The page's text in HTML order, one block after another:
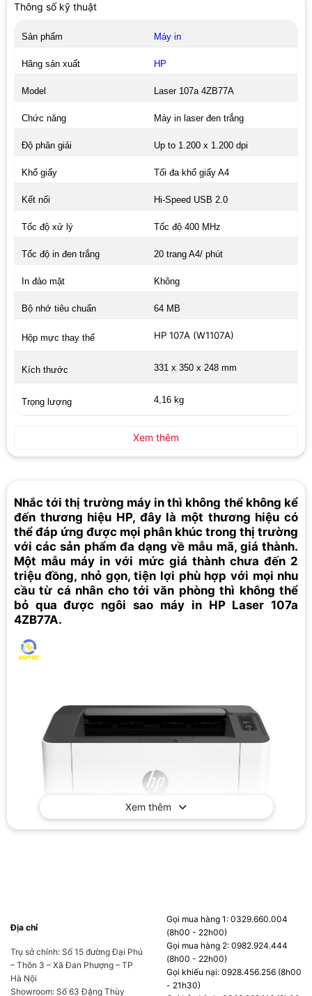
Nhắc tới thị trường máy in thì không thể không kể
đến thương hiệu HP, đây là một thương hiệu có
thể đáp ứng được mọi phân khúc trong thị trường
với các sản phẩm đa dạng về mẫu mã, giá thành.
Một mẫu máy in với mức giá thành chưa đến 2
triệu đồng, nhỏ gọn, tiện lợi phù hợp với mọi nhu
cầu từ cá nhân cho tới văn phòng thì không thể
bỏ qua được ngôi sao máy in HP Laser 107a
4ZB77A.
Về phần thiết kế thì mẫu máy inHP Laser
107a 4ZB77Anày cũng tương đối nhỏ gọn,
đơn giản và toàn bộ phần chất liệu được làm
Xem thêm
Thông số kỹ thuật
Sản phẩm Máy in
Hãng sản xuất HP
Model Laser 107a 4ZB77A
Chức năng Máy in laser đen trắng
Độ phân giải Up to 1.200 x 1.200 dpi
Khổ giấy Tối đa khổ giấy A4
Kết nối Hi-Speed USB 2.0
Tốc độ xử lý Tốc độ 400 MHz
Tốc độ in đen trắng 20 trang A4/ phút
In đảo mặt Không
Bộ nhớ tiêu chuẩn 64 MB
Hộp mực thay thế HP 107A (W1107A)
Kích thước 331 x 350 x 248 mm
Trọng lượng 4,16 kg
Xem thêm
Địa chỉ
Trụ sở chính: Số 15 đường Đại Phú
– Thôn 3 – Xã Đan Phượng – TP
Hà Nội
Showroom: Số 63 Đặng Thùy
Gọi mua hàng 1: 0329.660.004
(8h00 - 22h00)
Gọi mua hàng 2: 0982.924.444
(8h00 - 22h00)
Gọi khiếu nại: 0928.456.256 (8h00
- 21h30)